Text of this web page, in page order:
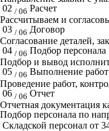
02 / 06 Расчет
Рассчитываем и
03 / 06 Договор
Согласование деталей,
04 / 06 Подбор персонала
Подбор и вывод
05 / 06 Выполнение работ
Проведение работ,
06 / 06 Отчет
Отчетная документация
Подбор персонала по
Складской персонал от